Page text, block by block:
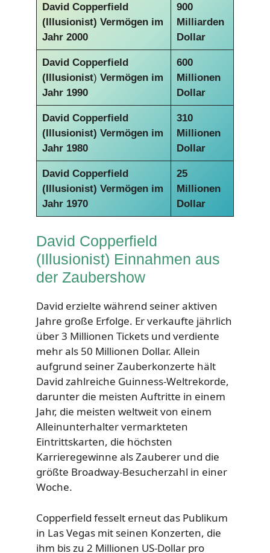
David Copperfield
(Illusionist) Vermögen im
Jahr 2000
900
Milliarden
Dollar
David Copperfield
(Illusionist) Vermögen im
Jahr 1990
600
Millionen
Dollar
David Copperfield
(Illusionist) Vermögen im
Jahr 1980
310
Millionen
Dollar
David Copperfield
(Illusionist) Vermögen im
Jahr 1970
25
Millionen
Dollar
David Copperfield
(Illusionist) Einnahmen aus
der Zaubershow
David erzielte während seiner aktiven
Jahre große Erfolge. Er verkaufte jährlich
über 3 Millionen Tickets und verdiente
mehr als 50 Millionen Dollar. Allein
aufgrund seiner Zauberkonzerte hält
David zahlreiche Guinness-Weltrekorde,
darunter die meisten Auftritte in einem
Jahr, die meisten weltweit von einem
Alleinunterhalter vermarkteten
Eintrittskarten, die höchsten
Karrieregewinne als Zauberer und die
größte Broadway-Besucherzahl in einer
Woche.
Copperfield fesselt erneut das Publikum
in Las Vegas mit seinen Konzerten, die
ihm bis zu 2 Millionen US-Dollar pro